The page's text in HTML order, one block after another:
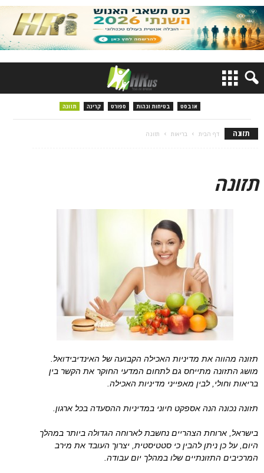
אזבסט בטיחות וגהות ספורט קרינה תזונה
תזונה דף הבית בריאות תזונה
תזונה
תזונה מהווה את מדיניות האכילה הקבועה של האינדיבידואל.
מושג התזונה מתייחס גם לתחום המדעי החוקר את הקשר בין
בריאות וחולי, לבין מאפייני מדיניות האכילה.
תזונה נכונה הנה אספקט חיוני במדיניות ההסעדה בכל ארגון.
בישראל, ארוחת הצהריים נחשבת לארוחה הגדולה ביותר במהלך
היום, על כן ניתן להבין כי סטטיסטית, יצרוך העובד את מירב
המרכיבים התזונתיים שלו במהלך יום עבודה.